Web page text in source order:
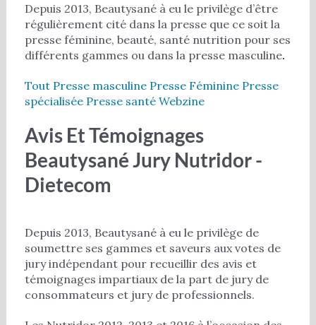
Depuis 2013, Beautysané à eu le privilège d’être
régulièrement cité dans la presse que ce soit la
presse féminine, beauté, santé nutrition pour ses
différents gammes ou dans la presse masculine.
Tout Presse masculine Presse Féminine Presse
spécialisée Presse santé Webzine
Avis Et Témoignages
Beautysané Jury Nutridor -
Dietecom
Depuis 2013, Beautysané à eu le privilège de
soumettre ses gammes et saveurs aux votes de
jury indépendant pour recueillir des avis et
témoignages impartiaux de la part de jury de
consommateurs et jury de professionnels.